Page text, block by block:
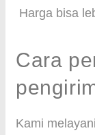
Harga bisa
Cara
Kami